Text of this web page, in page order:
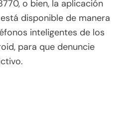
o bien, la aplicación
disponible de manera
inteligentes de los
para que denuncie